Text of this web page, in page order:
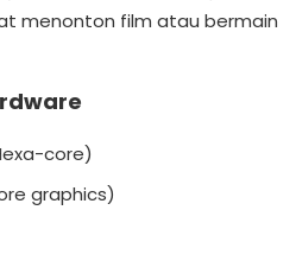
menonton film atau bermain
core)
graphics)